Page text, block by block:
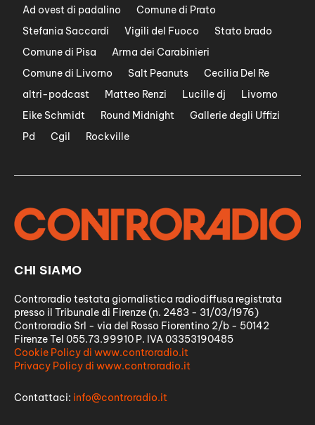
Ad ovest di padalino
Comune di Prato
Stefania Saccardi
Vigili del Fuoco
Stato brado
Comune di Pisa
Arma dei Carabinieri
Comune di Livorno
Salt Peanuts
Cecilia Del Re
altri-podcast
Matteo Renzi Lucille dj
Livorno
Eike Schmidt
Round Midnight
Gallerie degli Uffizi
Pd
Cgil Rockville
CHI SIAMO
Controradio testata giornalistica radiodiffusa registrata
presso il Tribunale di Firenze (n. 2483 - 31/03/1976)
Controradio Srl - via del Rosso Fiorentino 2/b - 50142
Firenze Tel 055.73.99910 P. IVA 03353190485
Cookie Policy di www.controradio.it
Privacy Policy di www.controradio.it
Contattaci: info@controradio.it